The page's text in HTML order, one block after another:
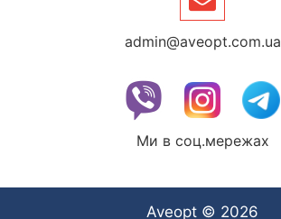
admin@aveopt.com.ua
Ми в соц.мережах
Aveopt © 2026